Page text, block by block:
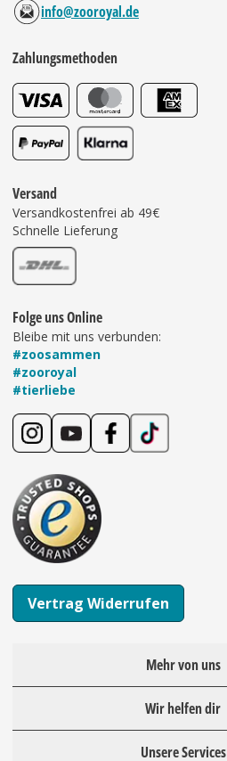
info@zooroyal.de
Zahlungsmethoden
Versand
Versandkostenfrei ab 49€
Schnelle Lieferung
Folge uns Online
Bleibe mit uns verbunden:
#zoosammen
#zooroyal
#tierliebe
Vertrag Widerrufen
Mehr von uns
Wir helfen dir
Unsere Services